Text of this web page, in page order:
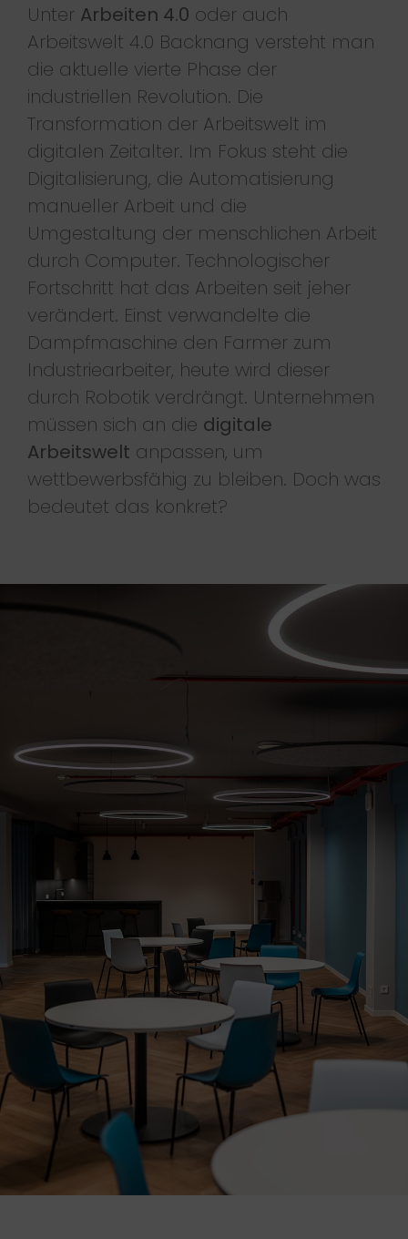
Unter Arbeiten 4.0 oder auch
Arbeitswelt 4.0 Backnang versteht man
die aktuelle vierte Phase der
industriellen Revolution. Die
Transformation der Arbeitswelt im
digitalen Zeitalter. Im Fokus steht die
Digitalisierung, die Automatisierung
manueller Arbeit und die
Umgestaltung der menschlichen Arbeit
durch Computer. Technologischer
Fortschritt hat das Arbeiten seit jeher
verändert. Einst verwandelte die
Dampfmaschine den Farmer zum
Industriearbeiter, heute wird dieser
durch Robotik verdrängt. Unternehmen
müssen sich an die digitale
Arbeitswelt anpassen, um
wettbewerbsfähig zu bleiben. Doch was
bedeutet das konkret?